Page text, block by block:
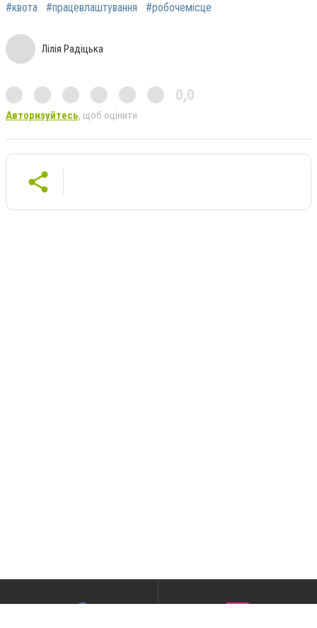
#квота #працевлаштування #робочемісце
Лілія Радіцька
0,0
Авторизуйтесь, щоб оцінити